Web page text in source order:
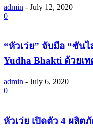
admin - July 12, 2020
0
“หัวเว่ย” จับมือ “ซัน
Yudha Bhakti ด้วยเ
admin - July 6, 2020
0
หัวเว่ย เปิดตัว 4 ผลิ